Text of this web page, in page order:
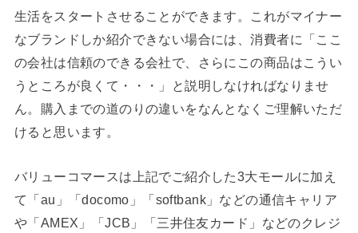
生活をスタートさせることができます。これがマイナー
なブランドしか紹介できない場合には、消費者に「ここ
の会社は信頼のできる会社で、さらにこの商品はこうい
うところが良くて・・・」と説明しなければなりませ
ん。購入までの道のりの違いをなんとなくご理解いただ
けると思います。
バリューコマースは上記でご紹介した3大モールに加え
て「au」「docomo」「softbank」などの通信キャリア
や「AMEX」「JCB」「三井住友カード」などのクレジ